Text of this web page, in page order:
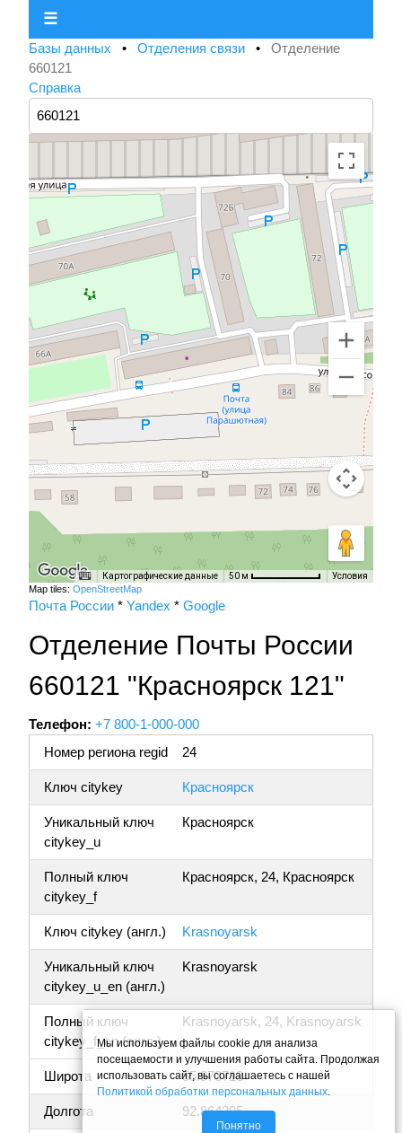
☰
Базы данных • Отделения связи • Отделение
660121
Справка
Картографические данные 50 м Условия
Map tiles: OpenStreetMap
Почта России * Yandex * Google
Отделение Почты России
660121 "Красноярск 121"
Телефон: +7 800-1-000-000
Номер региона regid
24
Ключ citykey Красноярск
Уникальный ключ
citykey_u
Красноярск
Полный ключ
citykey_f
Красноярск, 24, Красноярск
Ключ citykey (англ.) Krasnoyarsk
Уникальный ключ
citykey_u_en (англ.)
Krasnoyarsk
Полный ключ
citykey_f_en (англ.)
Krasnoyarsk, 24, Krasnoyarsk
Широта 55.973713
Долгота 92.864295
Мы используем файлы cookie для анализа
посещаемости и улучшения работы сайта. Продолжая
использовать сайт, вы соглашаетесь с нашей
Политикой обработки персональных данных.
Понятно